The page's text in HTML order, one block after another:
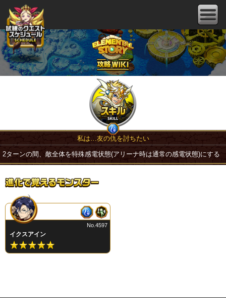
私は…友の仇を討ちたい
2ターンの間、敵全体を特殊感電状態(アリーナ時は通常の感電状態)にする
イクスアイン
No.4597